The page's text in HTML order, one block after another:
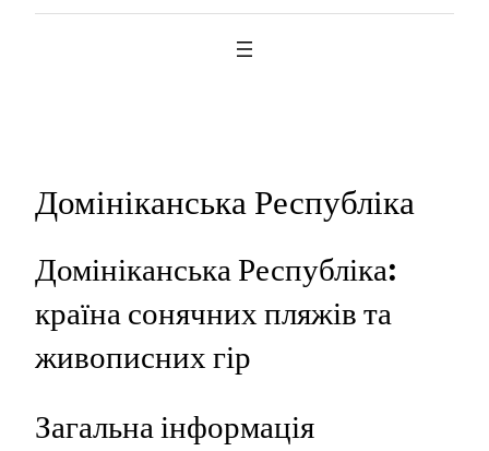
Домініканська Республіка
Домініканська Республіка:
країна сонячних пляжів та
живописних гір
Загальна інформація